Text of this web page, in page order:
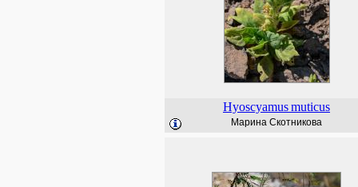
Hyoscyamusmuticus
Марина Скотникова